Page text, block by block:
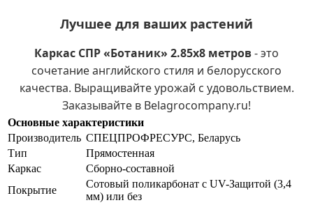
Лучшее для ваших растений
Каркас СПР «Ботаник» 2.85х8 метров- это
сочетание английского стиля и белорусского
качества. Выращивайте урожай с удовольствием.
Заказывайте в Belagrocompany.ru!
Основные характеристики
Производитель СПЕЦПРОФРЕСУРС, Беларусь
Тип
Прямостенная
Каркас
Сборно-составной
Покрытие
Сотовый поликарбонат с UV-Защитой (3,4
мм) или без